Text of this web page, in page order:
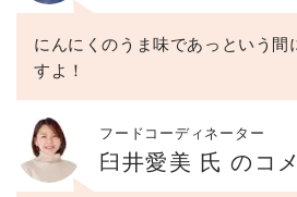
にんにくのうま味であっという間
すよ！
フードコーディネーター
臼井愛美 氏 のコ